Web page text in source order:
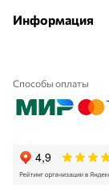
Информация
Способы оплаты